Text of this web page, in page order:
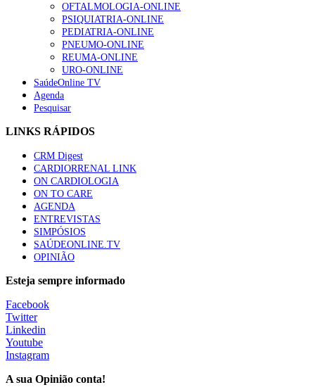
OFTALMOLOGIA-ONLINE
PSIQUIATRIA-ONLINE
PEDIATRIA-ONLINE
PNEUMO-ONLINE
REUMA-ONLINE
URO-ONLINE
SaúdeOnline TV
Agenda
Pesquisar
LINKS RÁPIDOS
CRM Digest
CARDIORRENAL LINK
ON CARDIOLOGIA
ON TO CARE
AGENDA
ENTREVISTAS
SIMPÓSIOS
SAÚDEONLINE.TV
OPINIÃO
Esteja sempre informado
Facebook
Twitter
Linkedin
Youtube
Instagram
A sua Opinião conta!